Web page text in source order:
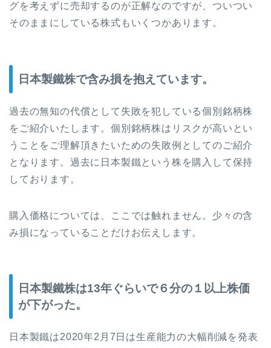
グを考えずに売却するのが正解なのですが、ついつい
そのままにしている株式もいくつかあります。
日本製鐵株で含み損を抱えています。
過去の無知の代償として失敗を犯している個別銘柄株
をご紹介いたします。個別銘柄株はリスクが高いとい
うことをご理解頂きたいための失敗例としてのご紹介
となります。過去に日本製鐵という株を購入して保持
しております。
購入価格については、ここでは触れません。少々の含
み損になっていることだけお伝えします。
日本製鐵株は13年ぐらいで６分の１以上株価
が下がった。
日本製鐵は2020年2月7日は生産能力の大幅削減を発表